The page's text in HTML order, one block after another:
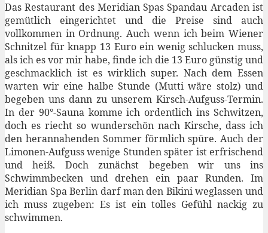
Das Restaurant des Meridian Spas Spandau Arcaden ist
gemütlich eingerichtet und die Preise sind auch
vollkommen in Ordnung. Auch wenn ich beim Wiener
Schnitzel für knapp 13 Euro ein wenig schlucken muss,
als ich es vor mir habe, finde ich die 13 Euro günstig und
geschmacklich ist es wirklich super. Nach dem Essen
warten wir eine halbe Stunde (Mutti wäre stolz) und
begeben uns dann zu unserem Kirsch-Aufguss-Termin.
In der 90°-Sauna komme ich ordentlich ins Schwitzen,
doch es riecht so wunderschön nach Kirsche, dass ich
den herannahenden Sommer förmlich spüre. Auch der
Limonen-Aufguss wenige Stunden später ist erfrischend
und heiß. Doch zunächst begeben wir uns ins
Schwimmbecken und drehen ein paar Runden. Im
Meridian Spa Berlin darf man den Bikini weglassen und
ich muss zugeben: Es ist ein tolles Gefühl nackig zu
schwimmen.